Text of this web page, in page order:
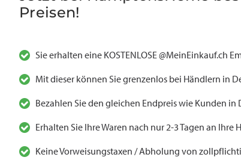
Preisen!
Sie erhalten eine KOSTENLOSE @MeinEinkauf.ch
Mit dieser können Sie grenzenlos bei Händlern in
Bezahlen Sie den gleichen Endpreis wie Kunden in
Erhalten Sie Ihre Waren nach nur 2-3 Tagen an Ihre
Keine Vorweisungstaxen / Abholung von